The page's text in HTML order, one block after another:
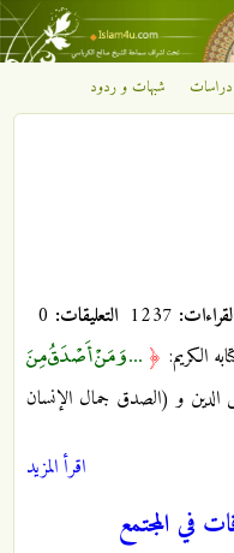
شبهات و ردود
التعليقات:
الكريم: ﴿ ... وَمَنْ أَصْدَقُ مِنَ
و (الصدق جمال الإنسان
اقرأ المزيد
في المجتمع